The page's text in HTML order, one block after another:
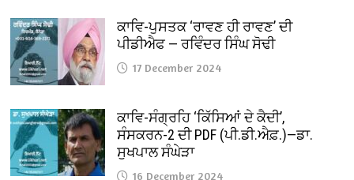
ਕਾਵਿ-ਪੁਸਤਕ ‘ਰਾਵਣ ਹੀ ਰਾਵਣ’ ਦੀ
ਪੀਡੀਐਫ — ਰਵਿੰਦਰ ਸਿੰਘ ਸੋਢੀ
17 December 2024
ਕਾਵਿ-ਸੰਗ੍ਰਹਿ ‘ਕਿੱਸਿਆਂ ਦੇ ਕੈਦੀ’,
ਸੰਸਕਰਨ-2 ਦੀ PDF (ਪੀ.ਡੀ.ਐਫ਼.)—ਡਾ.
ਸੁਖਪਾਲ ਸੰਘੇੜਾ
16 December 2024